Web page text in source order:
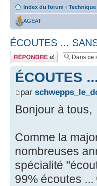
Index du forum ‹ Technique
AGEAT
ÉCOUTES ...
Répondre
ÉCOUTES
par
Bonjour à tous,
Comme la
nombreuses
spécialité
99% écoutes ...